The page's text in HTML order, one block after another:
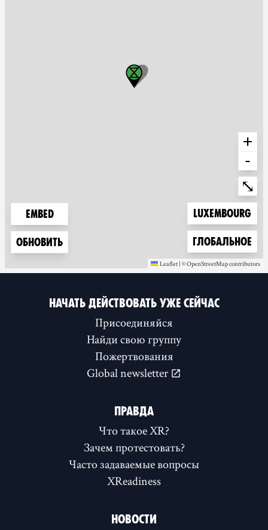
Embed
Обновить
+
-
⤡
Zoom to
Luxembourg
Zoom to
Глобальное
Leaflet | ©OpenStreetMap
(new window) contributors
(new window)
НАЧАТЬ ДЕЙСТВОВАТЬ УЖЕ СЕЙЧАС
Присоединяйся
Найди свою группу
Пожертвования
Global newsletter
ПРАВДА
Что такое XR?
Зачем протестовать?
Часто задаваемые вопросы
XReadiness
НОВОСТИ